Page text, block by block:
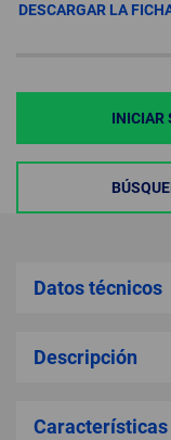
DESCARGAR LA
INICIAR
Datos técnicos
Descripción
Características